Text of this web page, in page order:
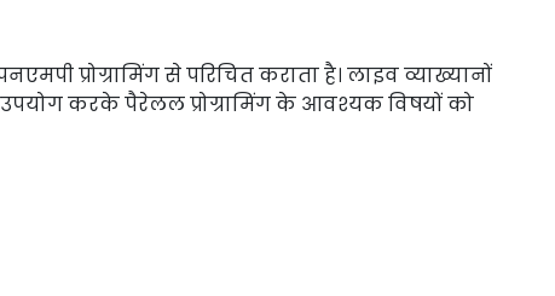
प्रोग्रामिंग से परिचित कराता है। लाइव व्याख्यानों
करके पैरेलल प्रोग्रामिंग के आवश्यक विषयों को